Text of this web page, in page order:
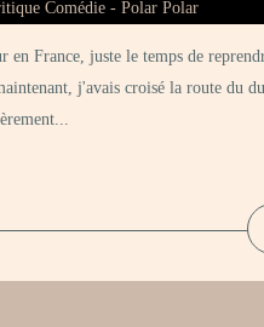
en France, juste le temps de
j'avais croisé la route du